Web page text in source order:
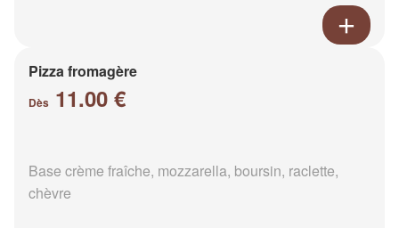
Pizza fromagère
Dès 11.00 €
Base crème fraîche, mozzarella, boursin, raclette,
chèvre